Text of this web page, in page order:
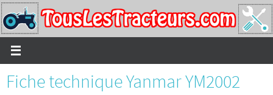
Passer
vers
le
contenu
Fiche technique Yanmar YM2002